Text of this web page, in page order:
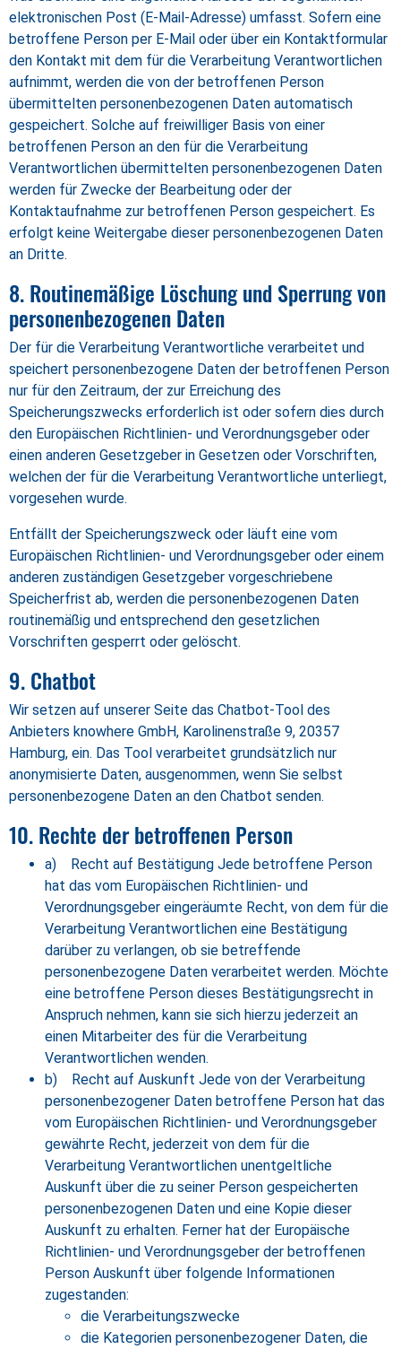
elektronischen Post (E-Mail-Adresse) umfasst. Sofern eine
betroffene Person per E-Mail oder über ein Kontaktformular
den Kontakt mit dem für die Verarbeitung Verantwortlichen
aufnimmt, werden die von der betroffenen Person
übermittelten personenbezogenen Daten automatisch
gespeichert. Solche auf freiwilliger Basis von einer
betroffenen Person an den für die Verarbeitung
Verantwortlichen übermittelten personenbezogenen Daten
werden für Zwecke der Bearbeitung oder der
Kontaktaufnahme zur betroffenen Person gespeichert. Es
erfolgt keine Weitergabe dieser personenbezogenen Daten
an Dritte.
8. Routinemäßige Löschung und Sperrung von
personenbezogenen Daten
Der für die Verarbeitung Verantwortliche verarbeitet und
speichert personenbezogene Daten der betroffenen Person
nur für den Zeitraum, der zur Erreichung des
Speicherungszwecks erforderlich ist oder sofern dies durch
den Europäischen Richtlinien- und Verordnungsgeber oder
einen anderen Gesetzgeber in Gesetzen oder Vorschriften,
welchen der für die Verarbeitung Verantwortliche unterliegt,
vorgesehen wurde.
Entfällt der Speicherungszweck oder läuft eine vom
Europäischen Richtlinien- und Verordnungsgeber oder einem
anderen zuständigen Gesetzgeber vorgeschriebene
Speicherfrist ab, werden die personenbezogenen Daten
routinemäßig und entsprechend den gesetzlichen
Vorschriften gesperrt oder gelöscht.
9. Chatbot
Wir setzen auf unserer Seite das Chatbot-Tool des
Anbieters knowhere GmbH, Karolinenstraße 9, 20357
Hamburg, ein. Das Tool verarbeitet grundsätzlich nur
anonymisierte Daten, ausgenommen, wenn Sie selbst
personenbezogene Daten an den Chatbot senden.
10. Rechte der betroffenen Person
a) Recht auf Bestätigung Jede betroffene Person
hat das vom Europäischen Richtlinien- und
Verordnungsgeber eingeräumte Recht, von dem für die
Verarbeitung Verantwortlichen eine Bestätigung
darüber zu verlangen, ob sie betreffende
personenbezogene Daten verarbeitet werden. Möchte
eine betroffene Person dieses Bestätigungsrecht in
Anspruch nehmen, kann sie sich hierzu jederzeit an
einen Mitarbeiter des für die Verarbeitung
Verantwortlichen wenden.
b) Recht auf Auskunft Jede von der Verarbeitung
personenbezogener Daten betroffene Person hat das
vom Europäischen Richtlinien- und Verordnungsgeber
gewährte Recht, jederzeit von dem für die
Verarbeitung Verantwortlichen unentgeltliche
Auskunft über die zu seiner Person gespeicherten
personenbezogenen Daten und eine Kopie dieser
Auskunft zu erhalten. Ferner hat der Europäische
Richtlinien- und Verordnungsgeber der betroffenen
Person Auskunft über folgende Informationen
zugestanden:
die Verarbeitungszwecke
die Kategorien personenbezogener Daten, die